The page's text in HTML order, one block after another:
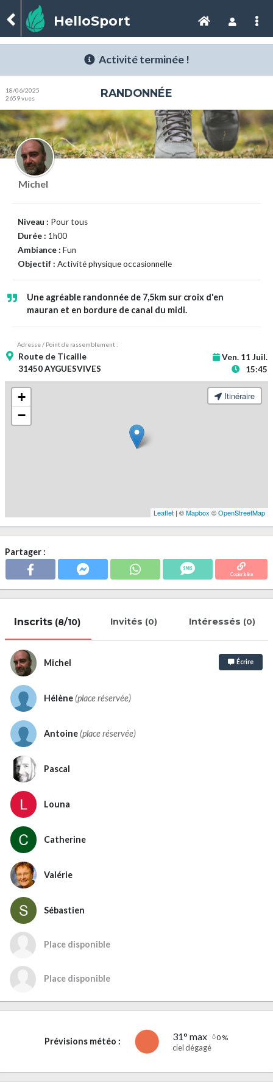
HelloSport
Activité terminée !
18/06/2025
2659 vues
RANDONNÉE
Michel
Niveau : Pour tous
Durée : 1h00
Ambiance : Fun
Objectif : Activité physique occasionnelle
Une agréable randonnée de 7,5km sur croix d'en
mauran et en bordure de canal du midi.
Adresse / Point de rassemblement :
Route de Ticaille
31450 AYGUESVIVES
Ven. 11 Juil.
15:45
+
−
Itinéraire
Leaflet | ©Mapbox ©OpenStreetMap
Partager :
Copier le lien
Inscrits(8/10) Invités (0) Intéressés (0)
Michel Écrire
Hélène (place réservée)
Antoine (place réservée)
Pascal
Louna
Catherine
Valérie
Sébastien
Place disponible
Place disponible
Prévisions météo : 31° max 0 %
ciel dégagé